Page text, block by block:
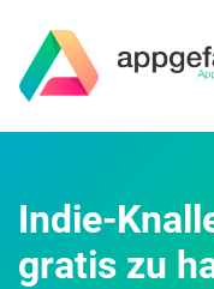
Indie-
gratis zu